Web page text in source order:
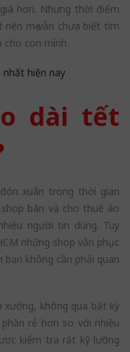
hơn. Nhưng thời điểm
mẹ vẫn chưa biết tìm
cho con mình.
nhất hiện nay
dài tết
xuân trong thời gian
bán và cho thuê áo
người tin dùng. Tuy
những shop vẫn phục
không cần phải quan
không qua bất kỳ
rẻ hơn so với nhiều
kiểm tra rất kỹ lưỡng